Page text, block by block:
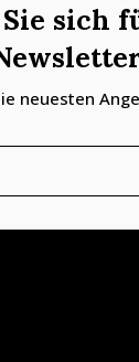
sich
neuesten